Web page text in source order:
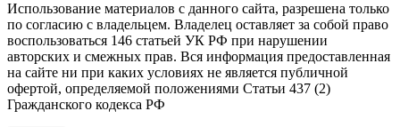
Использование материалов с данного сайта, разрешена только
по согласию с владельцем. Владелец оставляет за собой право
воспользоваться 146 статьей УК РФ при нарушении
авторских и смежных прав. Вся информация предоставленная
на сайте ни при каких условиях не является публичной
офертой, определяемой положениями Статьи 437 (2)
Гражданского кодекса РФ